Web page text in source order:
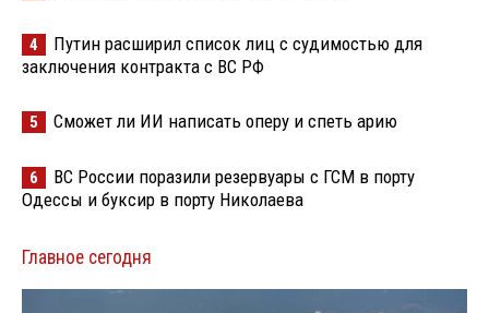
4
Путин расширил список лиц с судимостью для
заключения контракта с ВС РФ
5 Сможет ли ИИ написать оперу и спеть арию
6
ВС России поразили резервуары с ГСМ в порту
Одессы и буксир в порту Николаева
Главное сегодня